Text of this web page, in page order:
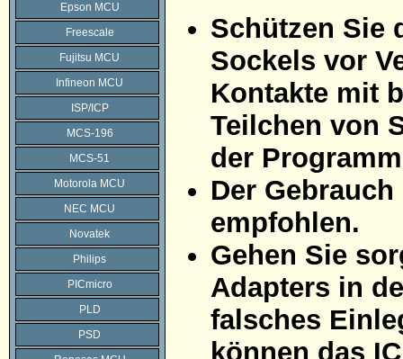
Epson MCU
Freescale
Fujitsu MCU
Infineon MCU
ISP/ICP
MCS-196
MCS-51
Motorola MCU
NEC MCU
Novatek
Philips
PICmicro
PLD
PSD
Schützen Sie
Sockels vor
Kontakte mit
Teilchen von
der
Der
empfohlen.
Gehen Sie
Adapters in
falsches
können das